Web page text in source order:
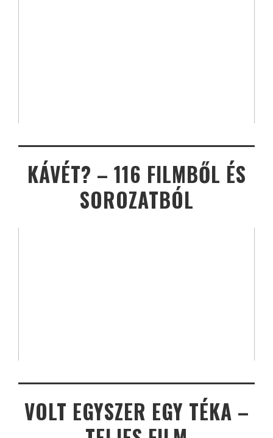
KÁVÉT? – 116 FILMBŐL ÉS
SOROZATBÓL
VOLT EGYSZER EGY TÉKA –